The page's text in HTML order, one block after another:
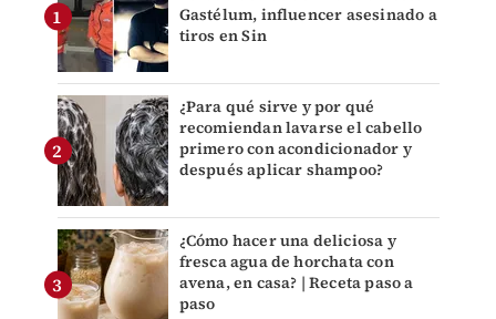
Gastélum, influencer asesinado a
tiros en Sin
¿Para qué sirve y por qué
recomiendan lavarse el cabello
primero con acondicionador y
después aplicar shampoo?
¿Cómo hacer una deliciosa y
fresca agua de horchata con
avena, en casa? | Receta paso a
paso